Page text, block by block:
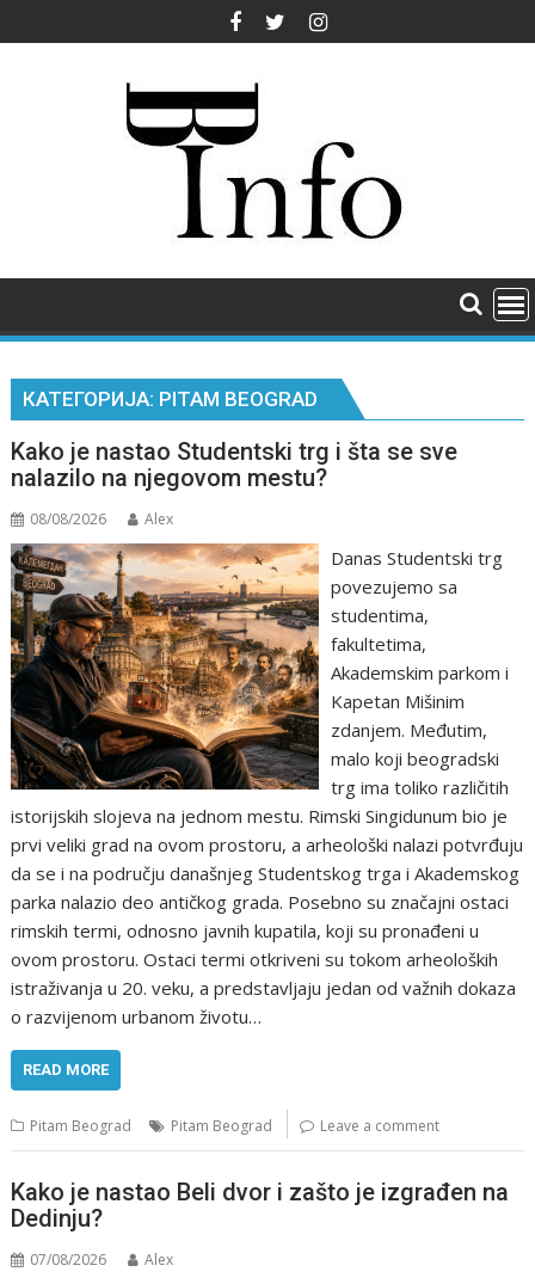
to
КАТЕГОРИЈА: PITAM BEOGRAD
Kako je nastao Studentski trg i šta se sve
nalazilo na njegovom mestu?
08/08/2026 Alex
Danas Studentski trg
povezujemo sa
studentima,
fakultetima,
Akademskim parkom i
Kapetan Mišinim
zdanjem. Međutim,
malo koji beogradski
trg ima toliko različitih
istorijskih slojeva na jednom mestu. Rimski Singidunum bio je
prvi veliki grad na ovom prostoru, a arheološki nalazi potvrđuju
da se i na području današnjeg Studentskog trga i Akademskog
parka nalazio deo antičkog grada. Posebno su značajni ostaci
rimskih termi, odnosno javnih kupatila, koji su pronađeni u
ovom prostoru. Ostaci termi otkriveni su tokom arheoloških
istraživanja u 20. veku, a predstavljaju jedan od važnih dokaza
o razvijenom urbanom životu…
READ MORE
Pitam Beograd Pitam Beograd Leave a comment
Kako je nastao Beli dvor i zašto je izgrađen na
Dedinju?
07/08/2026 Alex